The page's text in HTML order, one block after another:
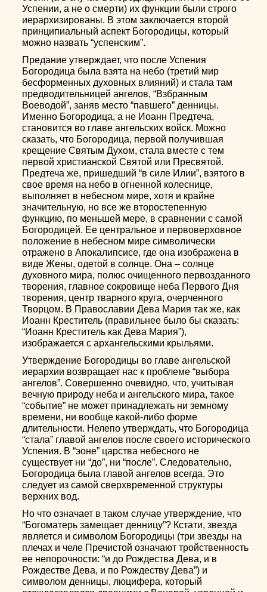
Успении, а не о смерти) их функции были строго
иерархизированы. В этом заключается второй
принципиальный аспект Богородицы, который
можно назвать “успенским”.
Предание утверждает, что после Успения
Богородица была взята на небо (третий мир
бесформенных духовных влияний) и стала там
предводительницей ангелов, “Взбранным
Воеводой”, заняв место “павшего” денницы.
Именно Богородица, а не Иоанн Предтеча,
становится во главе ангельских войск. Можно
сказать, что Богородица, первой получившая
крещение Святым Духом, стала вместе с тем
первой христианской Святой или Пресвятой.
Предтеча же, пришедший “в силе Илии”, взятого в
свое время на небо в огненной колеснице,
выполняет в небесном мире, хотя и крайне
значительную, но все же второстепенную
функцию, по меньшей мере, в сравнении с самой
Богородицей. Ее центральное и первоверховное
положение в небесном мире символически
отражено в Апокалипсисе, где она изображена в
виде Жены, одетой в солнце. Она – солнце
духовного мира, полюс очищенного первозданного
творения, главное сокровище неба Первого Дня
творения, центр тварного круга, очерченного
Творцом. В Православии Дева Мария так же, как
Иоанн Креститель (правильнее было бы сказать:
“Иоанн Креститель как Дева Мария”),
изображается с архангельскими крыльями.
Утверждение Богородицы во главе ангельской
иерархии возвращает нас к проблеме “выбора
ангелов”. Совершенно очевидно, что, учитывая
вечную природу неба и ангельского мира, такое
“событие” не может принадлежать ни земному
времени, ни вообще какой-либо форме
длительности. Нелепо утверждать, что Богородица
“стала” главой ангелов после своего исторического
Успения. В “эоне” царства небесного не
существует ни “до”, ни “после”. Следовательно,
Богородица была главой ангелов всегда. Это
следует из самой сверхвременной структуры
верхних вод.
Но что означает в таком случае утверждение, что
“Богоматерь замещает денницу”? Кстати, звезда
является и символом Богородицы (три звезды на
плечах и челе Пречистой означают тройственность
ее непорочности: “и до Рождества Дева, и в
Рождестве Дева, и по Рождеству Дева”) и
символом денницы, люцифера, который